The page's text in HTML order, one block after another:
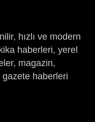
hızlı ve modern
haberleri, yerel
magazin,
haberleri